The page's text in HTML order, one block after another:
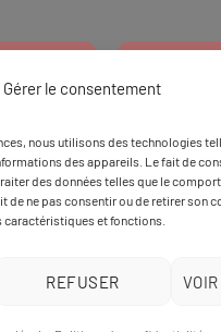
Gérer le consentement
nous utilisons des technologies
des appareils. Le fait de
des données telles que le
de ne pas consentir ou de retirer son
caractéristiques et fonctions.
REFUSER
3
Et
une